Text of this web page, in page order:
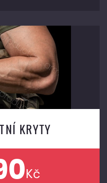
KRYTY
Kč